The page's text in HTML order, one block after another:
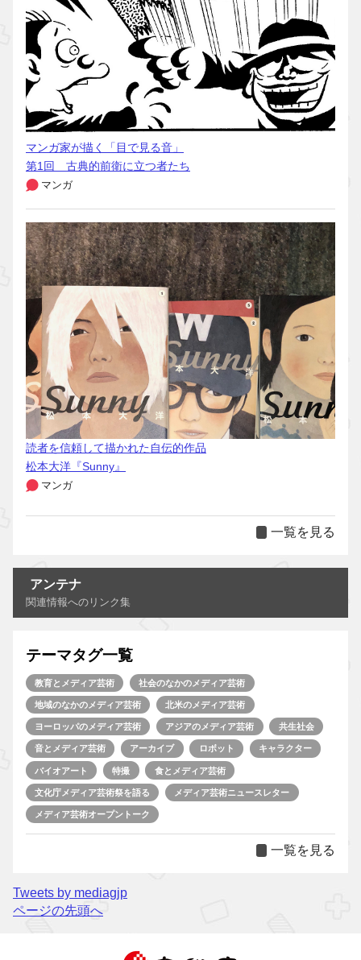
マンガ家が描く「目で見る音」
第1回 古典的前衛に立つ者たち
マンガ
読者を信頼して描かれた自伝的作品
松本大洋『Sunny』
マンガ
一覧を見る
アンテナ
関連情報へのリンク集
テーマタグ一覧
教育とメディア芸術 社会のなかのメディア芸術
地域のなかのメディア芸術 北米のメディア芸術
ヨーロッパのメディア芸術 アジアのメディア芸術 共生社会
音とメディア芸術 アーカイブ ロボット キャラクター
バイオアート 特撮 食とメディア芸術
文化庁メディア芸術祭を語る メディア芸術ニュースレター
メディア芸術オープントーク
一覧を見る
Tweets by mediagjp
ページの先頭へ